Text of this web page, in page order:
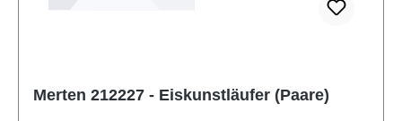
Merten 212227 - Eiskunstläufer (Paare)